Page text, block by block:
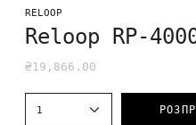
RELOOP
Reloop RP-
₴19,866.00
1